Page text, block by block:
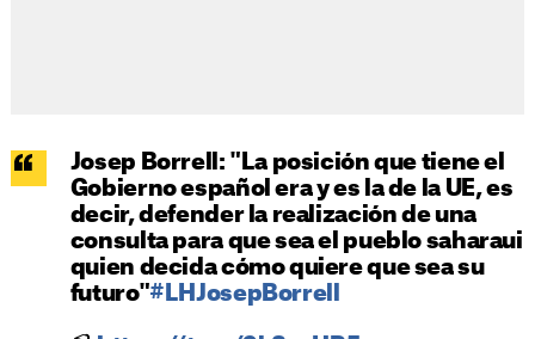
Josep Borrell: "La posición que tiene el
Gobierno español era y es la de la UE, es
decir, defender la realización de una
consulta para que sea el pueblo saharaui
quien decida cómo quiere que sea su
futuro"#LHJosepBorrell